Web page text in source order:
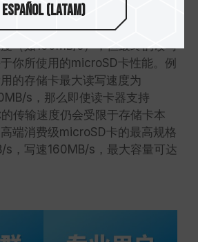
一个小提醒：读卡器虽然可支持
（如160MB/s），但最终的读写
你所使用的microSD卡性能。例
的存储卡最大读写速度为
s，那么即使读卡器支持
传输速度仍会受限于存储卡本
端消费级microSD卡的最高规格
s，写速160MB/s，最大容量可达
Español (Latam)